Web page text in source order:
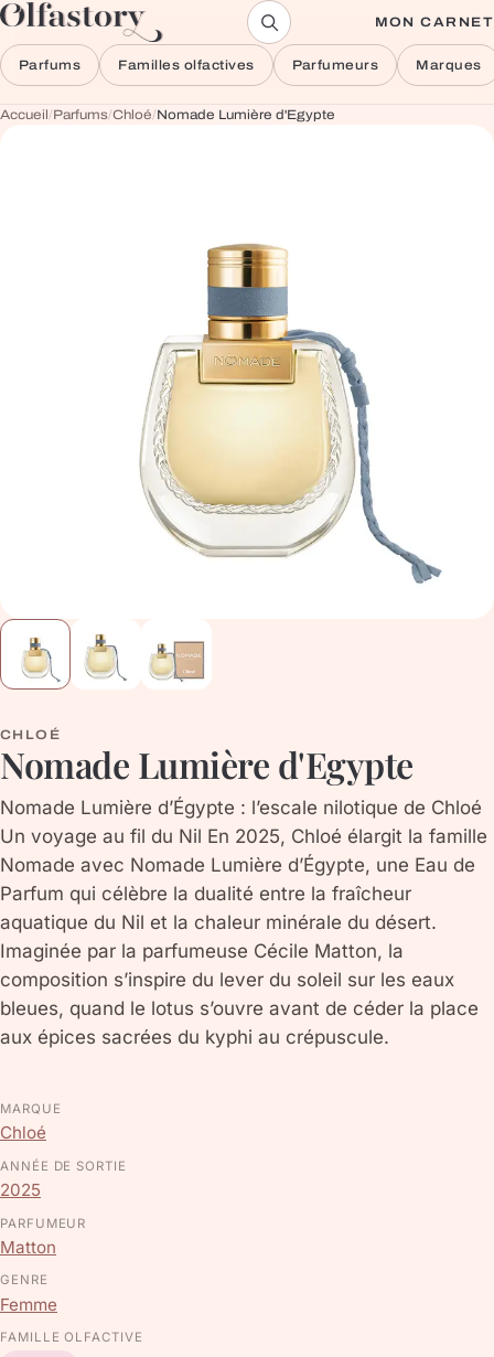
Aller au contenu MON CARNET
Parfums Familles olfactives Parfumeurs Marques
Accueil/Parfums/Chloé/Nomade Lumière d'Egypte
CHLOÉ
Nomade Lumière d'Egypte
Nomade Lumière d’Égypte : l’escale nilotique de Chloé
Un voyage au fil du Nil En 2025, Chloé élargit la famille
Nomade avec Nomade Lumière d’Égypte, une Eau de
Parfum qui célèbre la dualité entre la fraîcheur
aquatique du Nil et la chaleur minérale du désert.
Imaginée par la parfumeuse Cécile Matton, la
composition s’inspire du lever du soleil sur les eaux
bleues, quand le lotus s’ouvre avant de céder la place
aux épices sacrées du kyphi au crépuscule.
MARQUE
Chloé
ANNÉE DE SORTIE
2025
PARFUMEUR
Matton
GENRE
Femme
FAMILLE OLFACTIVE